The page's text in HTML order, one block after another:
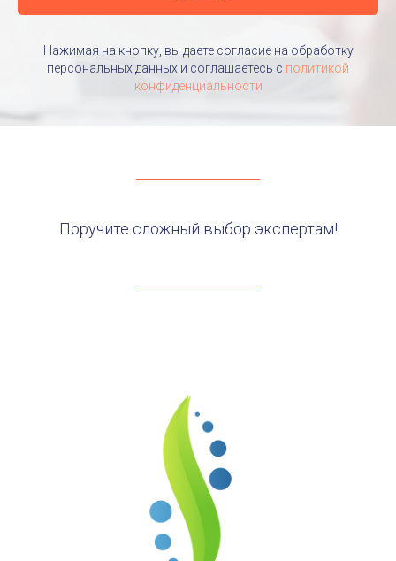
Нажимая на кнопку, вы даете согласие на обработку
персональных данных и соглашаетесь c политикой
конфиденциальности
Поручите сложный выбор экспертам!